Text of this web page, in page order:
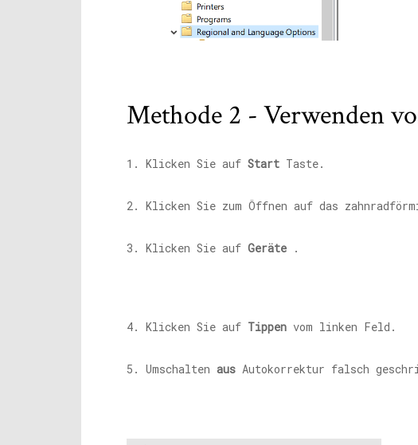
Methode 2 - Verwenden
1. Klicken Sie auf Start Taste.
2. Klicken Sie zum Öffnen auf das
3. Klicken Sie auf Geräte .
4. Klicken Sie auf Tippen vom linken Feld.
5. Umschalten aus Autokorrektur falsch